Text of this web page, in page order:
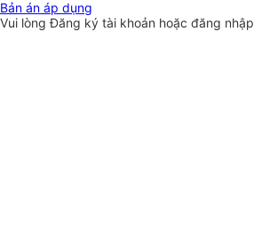
Bản án áp dụng
Vui lòngĐăng ký tài khoản hoặc đăng nhập